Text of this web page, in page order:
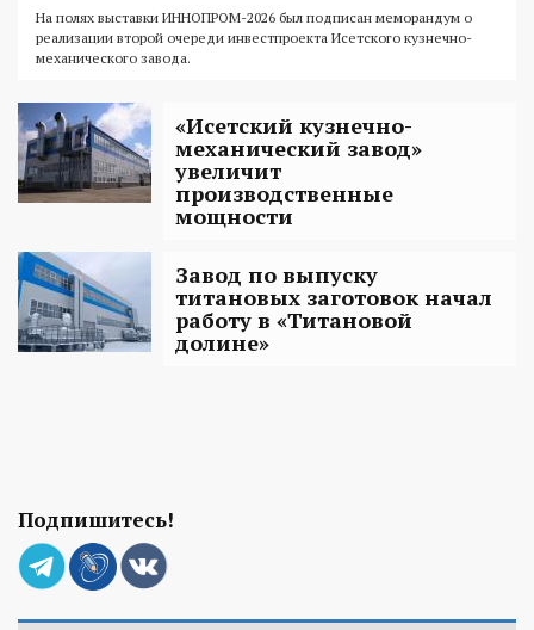
На полях выставки ИННОПРОМ-2026 был подписан меморандум о
реализации второй очереди инвестпроекта Исетского кузнечно-
механического завода.
«Исетский кузнечно-
механический завод»
увеличит
производственные
мощности
Завод по выпуску
титановых заготовок начал
работу в «Титановой
долине»
Подпишитесь!